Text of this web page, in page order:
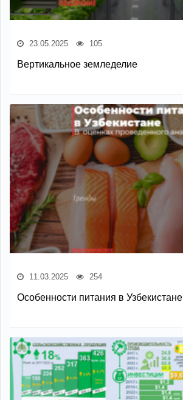
23.05.2025 105
Вертикальное земледелие
11.03.2025 254
Особенности питания в Узбекистане